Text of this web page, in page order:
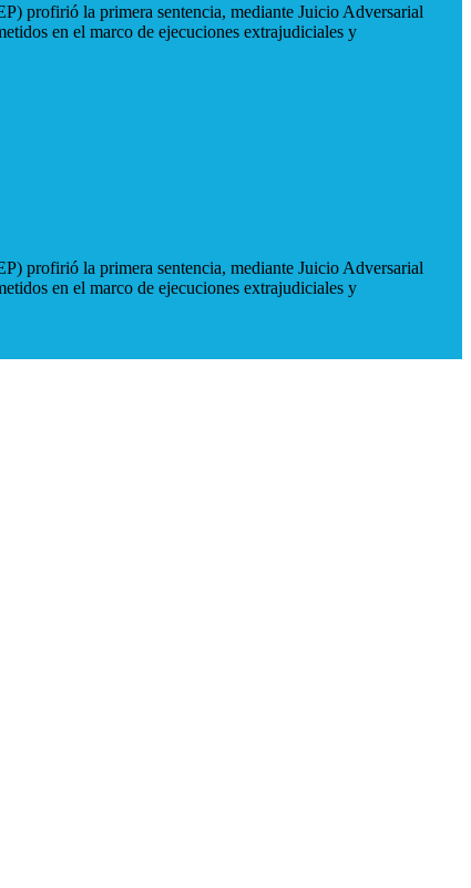
profirió la primera sentencia, mediante Juicio Adversarial
en el marco de ejecuciones extrajudiciales y
profirió la primera sentencia, mediante Juicio Adversarial
en el marco de ejecuciones extrajudiciales y